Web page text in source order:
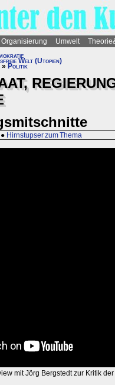
Organisierung Umwelt
Welt (Utopien)
» Politik
● Hirnstupser zum Thema
mit Jörg Bergstedt zur Kritik